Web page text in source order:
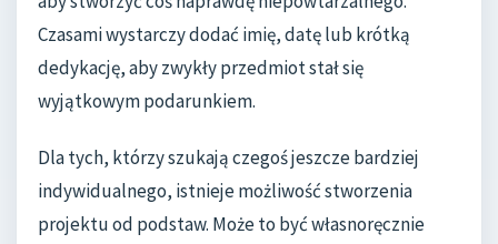
Czasami wystarczy dodać imię, datę lub krótką
dedykację, aby zwykły przedmiot stał się
wyjątkowym podarunkiem.
Dla tych, którzy szukają czegoś jeszcze bardziej
indywidualnego, istnieje możliwość stworzenia
projektu od podstaw. Może to być własnoręcznie